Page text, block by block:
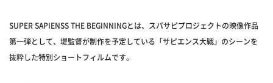
SUPER SAPIENSS THE BEGINNINGとは、スパサピプロジェクトの映像作品
第一弾として、堤監督が制作を予定している「サピエンス大戦」のシーンを
抜粋した特別ショートフィルムです。